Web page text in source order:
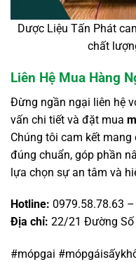
Dược Liệu Tấn Phát
chất
Liên Hệ Mua Hàng
Đừng ngần ngại liên hệ
vấn chi tiết và đặt mua
Chúng tôi cam kết mang
đúng chuẩn, góp phần
lựa chọn sự an tâm và
Hotline: 0979.58.78.63
Địa chỉ: 22/21 Đường Số
#mópgai